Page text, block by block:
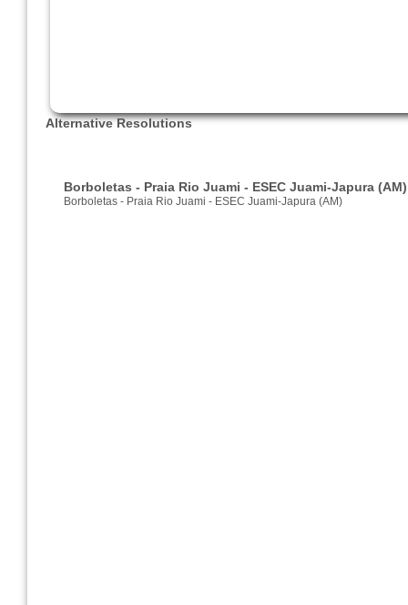
Alternative Resolutions
Borboletas - Praia Rio Juami - ESEC Juami-Japura (AM)
Borboletas - Praia Rio Juami - ESEC Juami-Japura (AM)